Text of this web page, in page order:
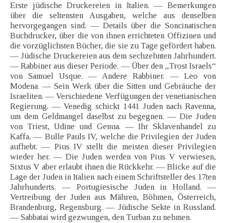
Erste jüdische Druckereien in Italien. — Bemerkungen
über die seltensten Ausgaben, welche aus denselben
hervorgegangen sind. — Details über die Soncinatischen
Buchdrucker, über die von ihnen errichteten Offizinen und
die vorzüglichsten Bücher, die sie zu Tage gefördert haben.
— Jüdische Druckereien aus dem sechzehnten Jahrhundert.
— Rabbiner aus dieser Periode. — Über den „Trost Israels“
von Samuel Usque. — Andere Rabbiner. — Leo von
Modena. — Sein Werk über die Sitten und Gebräuche der
Israeliten. — Verschiedene Verfügungen der venetianischen
Regierung. — Venedig schickt 1441 Juden nach Ravenna,
um dem Geldmangel daselbst zu begegnen. — Die Juden
von Triest, Udine und Genua. — Ihr Sklavenhandel zu
Kaffa. — Bulle Pauls IV, welche die Privilegien der Juden
aufhebt. — Pius IV stellt die meisten dieser Privilegien
wieder her. — Die Juden werden von Pius V verwiesen,
Sixtus V aber erlaubt ihnen die Rückkehr. — Blicke auf die
Lage der Juden in Italien nach einem Schriftsteller des 17ten
Jahrhunderts. — Portugiesische Juden in Holland. —
Vertreibung der Juden aus Mähren, Böhmen, Österreich,
Brandenburg, Regensburg. — Jüdische Sekte in Russland.
— Sabbatai wird gezwungen, den Turban zu nehmen.